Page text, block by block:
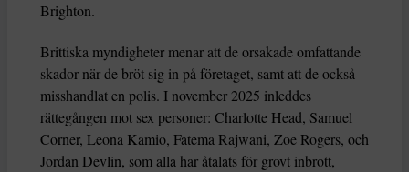
Brighton.
Brittiska myndigheter menar att de orsakade omfattande
skador när de bröt sig in på företaget, samt att de också
misshandlat en polis. I november 2025 inleddes
rättegången mot sex personer: Charlotte Head, Samuel
Corner, Leona Kamio, Fatema Rajwani, Zoe Rogers, och
Jordan Devlin, som alla har åtalats för grovt inbrott,